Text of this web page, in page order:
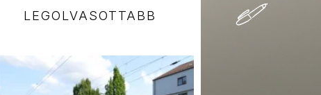
LEGOLVASOTTABB